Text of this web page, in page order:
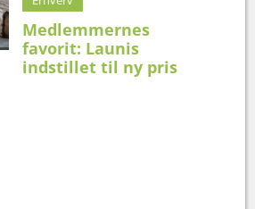
Medlemmernes
favorit: Launis
indstillet til ny pris